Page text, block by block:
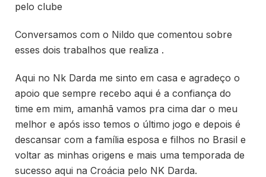
pelo clube
Conversamos com o Nildo que comentou sobre
esses dois trabalhos que realiza .
Aqui no Nk Darda me sinto em casa e agradeço o
apoio que sempre recebo aqui é a confiança do
time em mim, amanhã vamos pra cima dar o meu
melhor e após isso temos o último jogo e depois é
descansar com a família esposa e filhos no Brasil e
voltar as minhas origens e mais uma temporada de
sucesso aqui na Croácia pelo NK Darda.